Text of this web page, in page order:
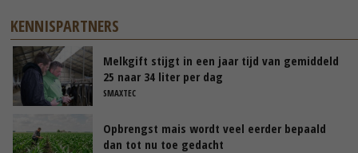
KENNISPARTNERS
Melkgift stijgt in een jaar tijd van gemiddeld
25 naar 34 liter per dag
SMAXTEC
Opbrengst mais wordt veel eerder bepaald
dan tot nu toe gedacht